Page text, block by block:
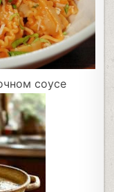
соусе